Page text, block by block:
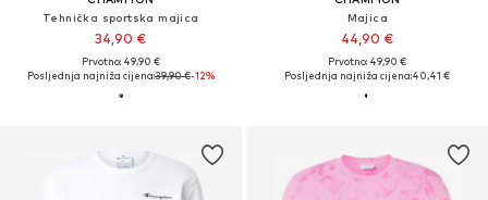
Tehnička sportska majica
34,90 €
Prvotno: 49,90 €
Posljednja najniža cijena:39,90 €-12%
Majica
44,90 €
Prvotno: 49,90 €
Posljednja najniža cijena:40,41 €